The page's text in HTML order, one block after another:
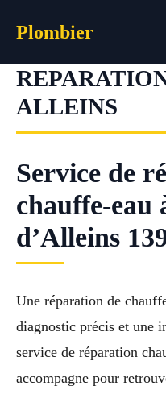
Plombier
ALLEINS
Service de
chauffe-eau
d’Alleins
Une réparation de
diagnostic précis et une
service de réparation
accompagne pour